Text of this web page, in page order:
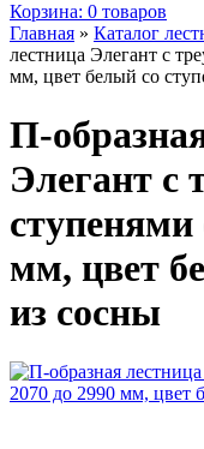
Корзина: 0 товаров
Главная » Каталог
лестница Элегант с
мм, цвет белый со
П-
Элегант с
ступенями
мм, цвет
из сосны